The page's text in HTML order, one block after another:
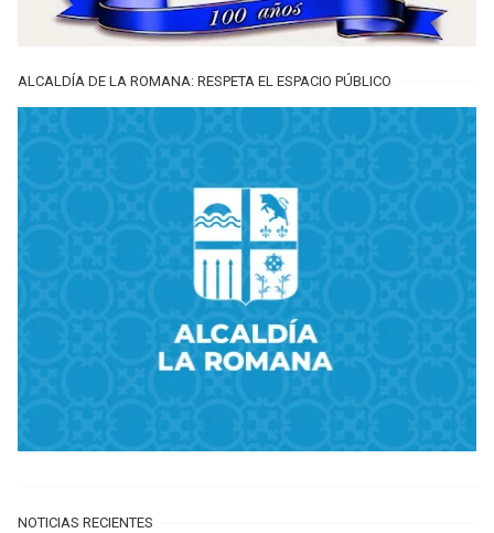
ALCALDÍA DE LA ROMANA: RESPETA EL ESPACIO PÚBLICO
NOTICIAS RECIENTES